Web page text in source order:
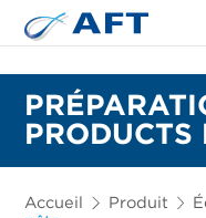
PRODUCTS
Accueil Produit